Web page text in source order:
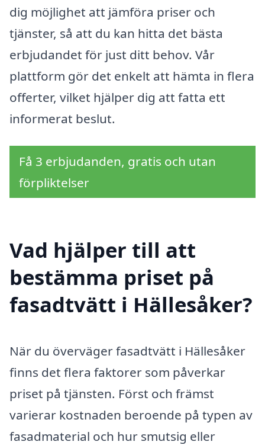
dig möjlighet att jämföra priser och
tjänster, så att du kan hitta det bästa
erbjudandet för just ditt behov. Vår
plattform gör det enkelt att hämta in flera
offerter, vilket hjälper dig att fatta ett
informerat beslut.
Få 3 erbjudanden, gratis och utan
förpliktelser
Vad hjälper till att
bestämma priset på
fasadtvätt i Hällesåker?
När du överväger fasadtvätt i Hällesåker
finns det flera faktorer som påverkar
priset på tjänsten. Först och främst
varierar kostnaden beroende på typen av
fasadmaterial och hur smutsig eller